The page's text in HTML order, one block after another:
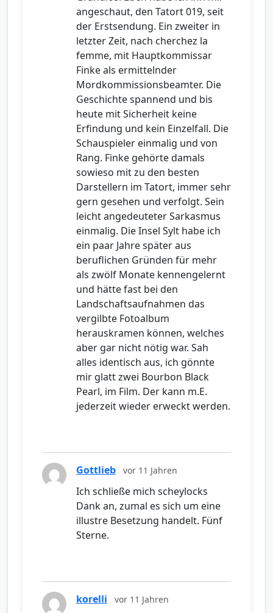
angeschaut, den Tatort 019, seit
der Erstsendung. Ein zweiter in
letzter Zeit, nach cherchez la
femme, mit Hauptkommissar
Finke als ermittelnder
Mordkommissionsbeamter. Die
Geschichte spannend und bis
heute mit Sicherheit keine
Erfindung und kein Einzelfall. Die
Schauspieler einmalig und von
Rang. Finke gehörte damals
sowieso mit zu den besten
Darstellern im Tatort, immer sehr
gern gesehen und verfolgt. Sein
leicht angedeuteter Sarkasmus
einmalig. Die Insel Sylt habe ich
ein paar Jahre später aus
beruflichen Gründen für mehr
als zwölf Monate kennengelernt
und hätte fast bei den
Landschaftsaufnahmen das
vergilbte Fotoalbum
herauskramen können, welches
aber gar nicht nötig war. Sah
alles identisch aus, ich gönnte
mir glatt zwei Bourbon Black
Pearl, im Film. Der kann m.E.
jederzeit wieder erweckt werden.
Gottlieb vor 11 Jahren
Ich schließe mich scheylocks
Dank an, zumal es sich um eine
illustre Besetzung handelt. Fünf
Sterne.
korelli vor 11 Jahren